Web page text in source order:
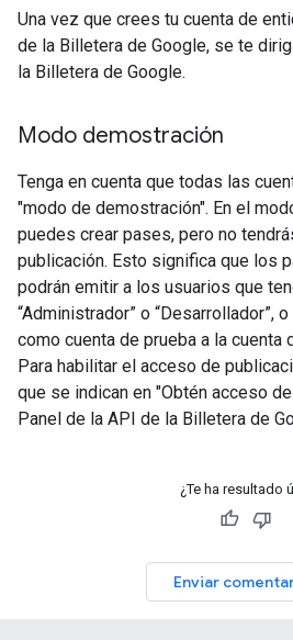
Una vez que crees tu cuenta de
de la Billetera de Google, se te
la Billetera de Google.
Modo demostración
Tenga en cuenta que todas las
"modo de demostración". En el
puedes crear pases, pero no
publicación. Esto significa que los
podrán emitir a los usuarios que
“Administrador” o “Desarrollador”,
como cuenta de prueba a la cuenta
Para habilitar el acceso de
que se indican en "Obtén acceso
Panel de la API de la Billetera de
¿Te ha resultado
Enviar